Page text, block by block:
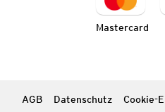
Mastercard
AGB Datenschutz Cookie-